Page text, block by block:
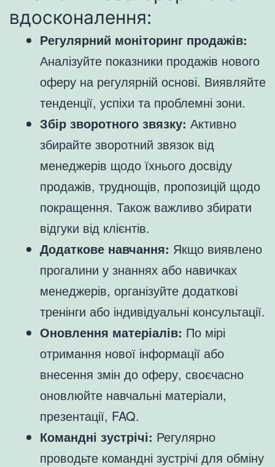
вдосконалення:
Регулярний моніторинг продажів:
Аналізуйте показники продажів нового
оферу на регулярній основі. Виявляйте
тенденції, успіхи та проблемні зони.
Збір зворотного звязку: Активно
збирайте зворотний звязок від
менеджерів щодо їхнього досвіду
продажів, труднощів, пропозицій щодо
покращення. Також важливо збирати
відгуки від клієнтів.
Додаткове навчання: Якщо виявлено
прогалини у знаннях або навичках
менеджерів, організуйте додаткові
тренінги або індивідуальні консультації.
Оновлення матеріалів: По мірі
отримання нової інформації або
внесення змін до оферу, своєчасно
оновлюйте навчальні матеріали,
презентації, FAQ.
Командні зустрічі: Регулярно
проводьте командні зустрічі для обміну